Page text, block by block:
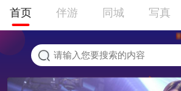
首页 伴游 同城 写真